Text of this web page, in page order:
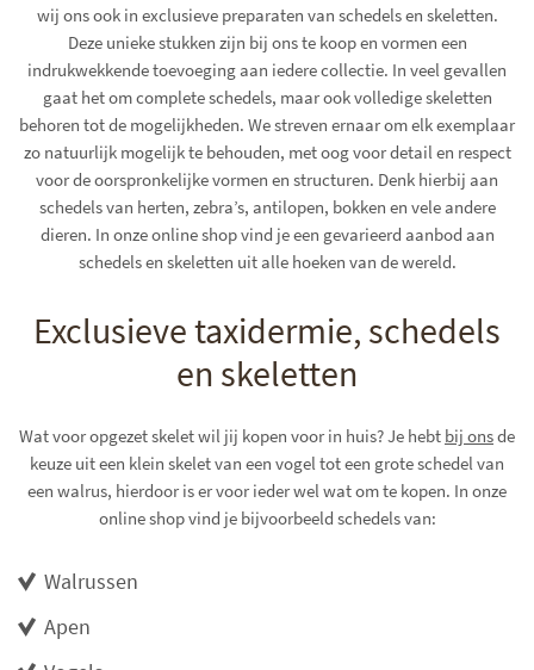
wij ons ook in exclusieve preparaten van schedels en skeletten.
Deze unieke stukken zijn bij ons te koop en vormen een
indrukwekkende toevoeging aan iedere collectie. In veel gevallen
gaat het om complete schedels, maar ook volledige skeletten
behoren tot de mogelijkheden. We streven ernaar om elk exemplaar
zo natuurlijk mogelijk te behouden, met oog voor detail en respect
voor de oorspronkelijke vormen en structuren. Denk hierbij aan
schedels van herten, zebra’s, antilopen, bokken en vele andere
dieren. In onze online shop vind je een gevarieerd aanbod aan
schedels en skeletten uit alle hoeken van de wereld.
Exclusieve taxidermie, schedels
en skeletten
Wat voor opgezet skelet wil jij kopen voor in huis? Je hebt bij onsde
keuze uit een klein skelet van een vogel tot een grote schedel van
een walrus, hierdoor is er voor ieder wel wat om te kopen. In onze
online shop vind je bijvoorbeeld schedels van:
Walrussen
Apen